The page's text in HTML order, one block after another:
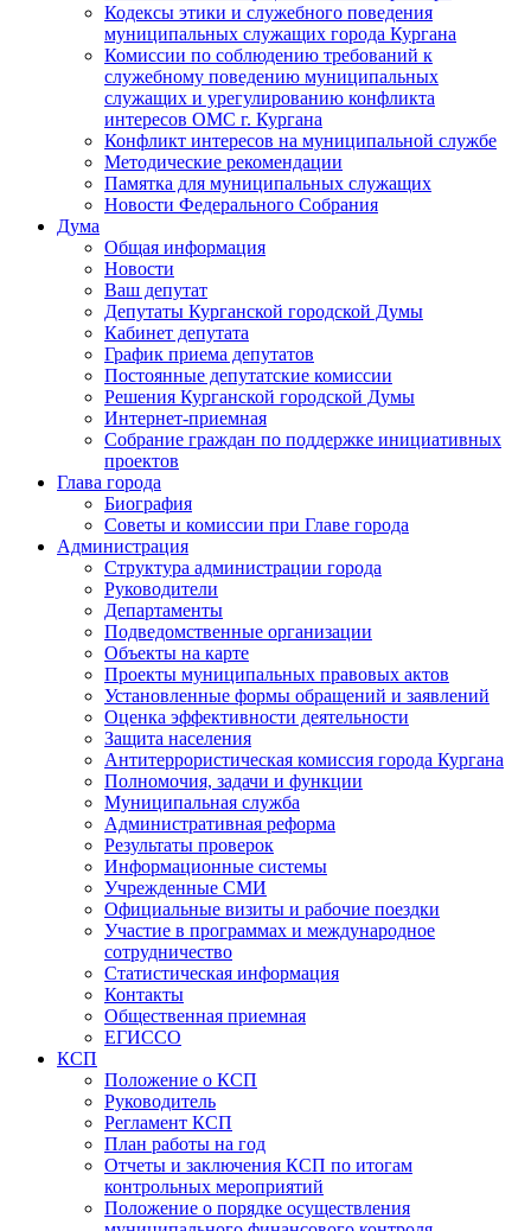
Кодексы этики и служебного поведения
муниципальных служащих города Кургана
Комиссии по соблюдению требований к
служебному поведению муниципальных
служащих и урегулированию конфликта
интересов ОМС г. Кургана
Конфликт интересов на муниципальной службе
Методические рекомендации
Памятка для муниципальных служащих
Новости Федерального Cобрания
Дума
Общая информация
Новости
Ваш депутат
Депутаты Курганской городской Думы
Кабинет депутата
График приема депутатов
Постоянные депутатские комиссии
Решения Курганской городской Думы
Интернет-приемная
Собрание граждан по поддержке инициативных
проектов
Глава города
Биография
Советы и комиссии при Главе города
Администрация
Структура администрации города
Руководители
Департаменты
Подведомственные организации
Объекты на карте
Проекты муниципальных правовых актов
Установленные формы обращений и заявлений
Оценка эффективности деятельности
Защита населения
Антитеррористическая комиссия города Кургана
Полномочия, задачи и функции
Муниципальная служба
Административная реформа
Результаты проверок
Информационные системы
Учрежденные СМИ
Официальные визиты и рабочие поездки
Участие в программах и международное
сотрудничество
Статистическая информация
Контакты
Общественная приемная
ЕГИССО
КСП
Положение о КСП
Руководитель
Регламент КСП
План работы на год
Отчеты и заключения КСП по итогам
контрольных мероприятий
Положение о порядке осуществления